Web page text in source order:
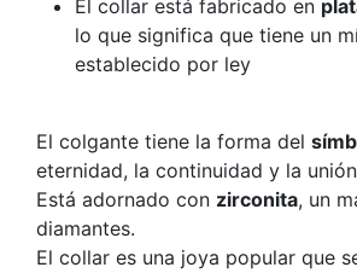
El collar está fabricado en
lo que significa que tiene un
establecido por ley
El colgante tiene la forma del
eternidad, la continuidad y la
Está adornado con zirconita, un
diamantes.
El collar es una joya popular que